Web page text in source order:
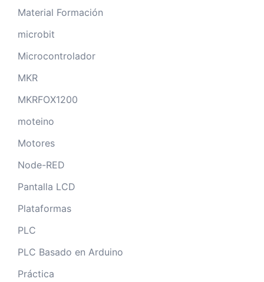
Material Formación
microbit
Microcontrolador
MKR
MKRFOX1200
moteino
Motores
Node-RED
Pantalla LCD
Plataformas
PLC
PLC Basado en Arduino
Práctica